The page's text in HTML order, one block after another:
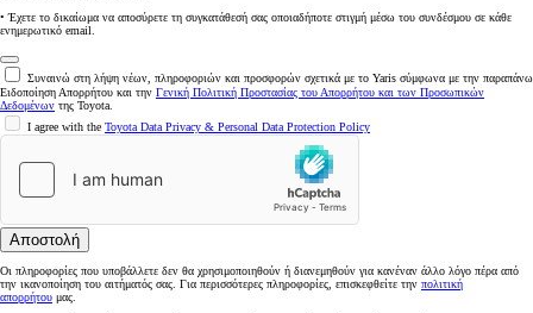
• Έχετε το δικαίωμα να αποσύρετε τη συγκατάθεσή σας οποιαδήποτε στιγμή μέσω του συνδέσμου σε κάθε
ενημερωτικό email.
Συναινώ στη λήψη νέων, πληροφοριών και προσφορών σχετικά με το Yaris σύμφωνα με την παραπάνω
Ειδοποίηση Απορρήτου και την Γενική Πολιτική Προστασίας του Απορρήτου και των Προσωπικών
Δεδομένων της Toyota.
I agree with the Toyota Data Privacy & Personal Data Protection Policy
Αποστολή
Οι πληροφορίες που υποβάλλετε δεν θα χρησιμοποιηθούν ή διανεμηθούν για κανέναν άλλο λόγο πέρα από
την ικανοποίηση του αιτήματός σας. Για περισσότερες πληροφορίες, επισκεφθείτε την πολιτική
απορρήτου μας.